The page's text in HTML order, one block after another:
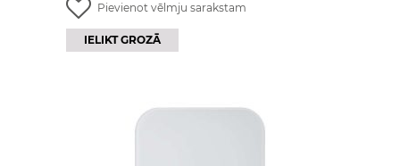
Pievienot vēlmju sarakstam
IELIKT GROZĀ